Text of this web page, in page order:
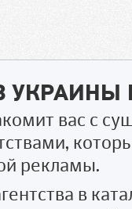
вас с
рекламы.
в